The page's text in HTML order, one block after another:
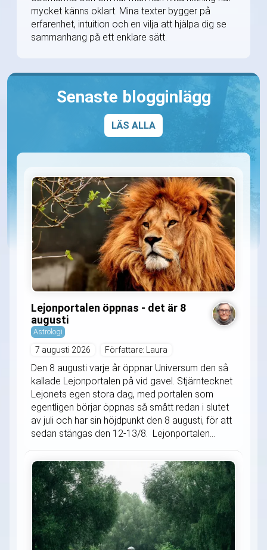
mycket känns oklart. Mina texter bygger på
erfarenhet, intuition och en vilja att hjälpa dig se
sammanhang på ett enklare sätt.
Senaste blogginlägg
LÄS ALLA
Lejonportalen öppnas - det är 8
augusti
Astrologi
7 augusti 2026 Författare: Laura
Den 8 augusti varje år öppnar Universum den så
kallade Lejonportalen på vid gavel. Stjärntecknet
Lejonets egen stora dag, med portalen som
egentligen börjar öppnas så smått redan i slutet
av juli och har sin höjdpunkt den 8 augusti, för att
sedan stängas den 12-13/8. Lejonportalen...